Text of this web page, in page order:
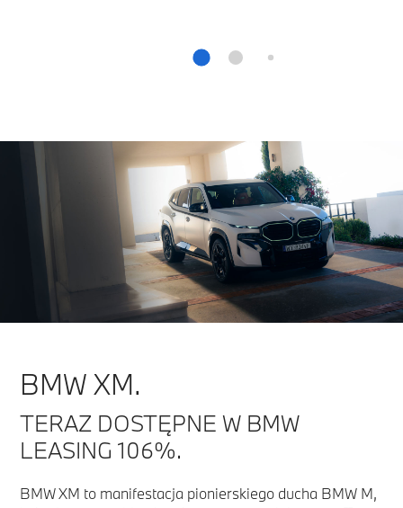
BMW XM.
TERAZ DOSTĘPNE W BMW
LEASING 106%.
BMW XM to manifestacja pionierskiego ducha BMW M,